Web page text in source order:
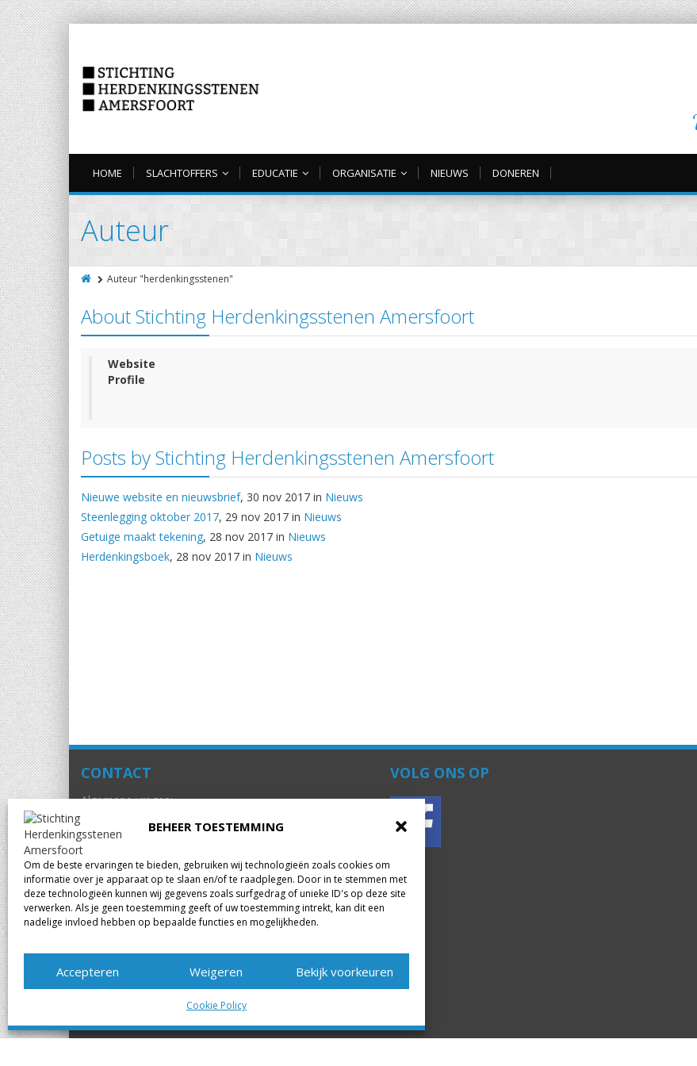
BEHEER TOESTEMMING
Om de beste ervaringen te bieden, gebruiken wij technologieën zoals cookies om
informatie over je apparaat op te slaan en/of te raadplegen. Door in te stemmen met
deze technologieën kunnen wij gegevens zoals surfgedrag of unieke ID's op deze site
verwerken. Als je geen toestemming geeft of uw toestemming intrekt, kan dit een
nadelige invloed hebben op bepaalde functies en mogelijkheden.
Accepteren Weigeren Bekijk voorkeuren
Cookie Policy
HOME SLACHTOFFERS EDUCATIE ORGANISATIE NIEUWS DONEREN
Auteur
Auteur "herdenkingsstenen"
About Stichting Herdenkingsstenen Amersfoort
Website
Profile
Posts by Stichting Herdenkingsstenen Amersfoort
Nieuwe website en nieuwsbrief, 30 nov 2017 in Nieuws
Steenlegging oktober 2017, 29 nov 2017 in Nieuws
Getuige maakt tekening, 28 nov 2017 in Nieuws
Herdenkingsboek, 28 nov 2017 in Nieuws
CONTACT
Algemene vragen:
info@herdenkingsstenenamersfoort.nl
VOLG ONS OP